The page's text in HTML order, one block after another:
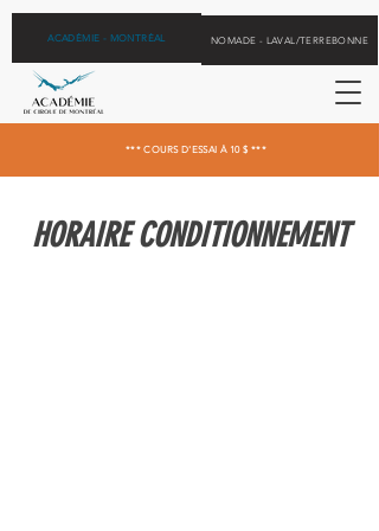
ACADÉMIE - MONTRÉAL NOMADE - LAVAL/TERREBONNE
*** COURS D'ESSAI À 10 $ ***
HORAIRE CONDITIONNEMENT